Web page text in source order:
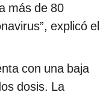
más de 80
explicó el
con una baja
dosis. La